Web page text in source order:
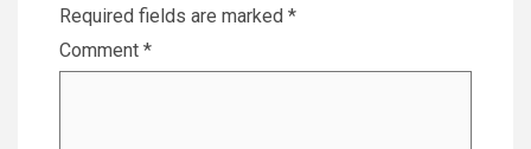
Required fields are marked *
Comment *